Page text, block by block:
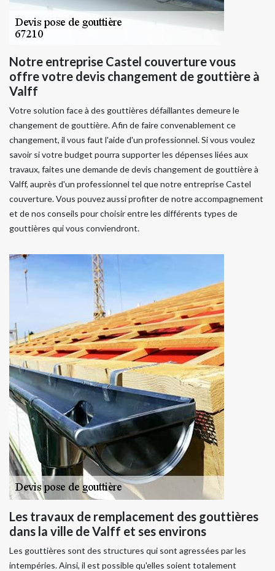
Notre entreprise Castel couverture vous
offre votre devis changement de gouttière à
Valff
Votre solution face à des gouttières défaillantes demeure le
changement de gouttière. Afin de faire convenablement ce
changement, il vous faut l'aide d'un professionnel. Si vous voulez
savoir si votre budget pourra supporter les dépenses liées aux
travaux, faites une demande de devis changement de gouttière à
Valff, auprès d'un professionnel tel que notre entreprise Castel
couverture. Vous pouvez aussi profiter de notre accompagnement
et de nos conseils pour choisir entre les différents types de
gouttières qui vous conviendront.
Les travaux de remplacement des gouttières
dans la ville de Valff et ses environs
Les gouttières sont des structures qui sont agressées par les
intempéries. Ainsi, il est possible qu'elles soient totalement